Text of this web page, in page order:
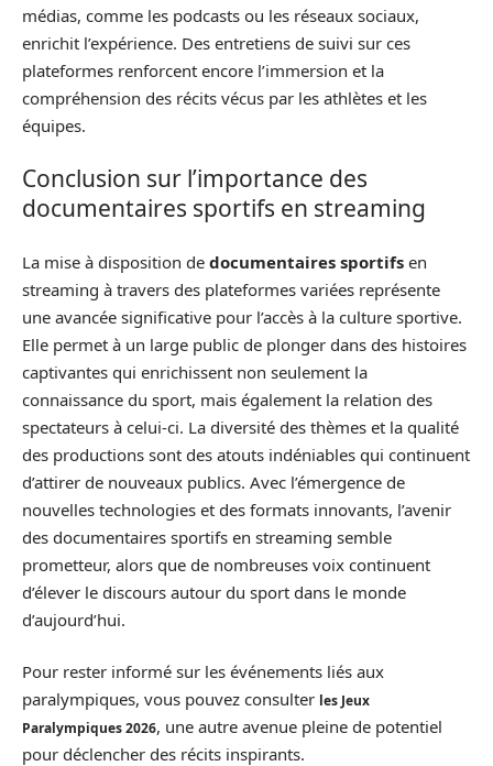
médias, comme les podcasts ou les réseaux sociaux,
enrichit l’expérience. Des entretiens de suivi sur ces
plateformes renforcent encore l’immersion et la
compréhension des récits vécus par les athlètes et les
équipes.
Conclusion sur l’importance des
documentaires sportifs en streaming
La mise à disposition de documentaires sportifs en
streaming à travers des plateformes variées représente
une avancée significative pour l’accès à la culture sportive.
Elle permet à un large public de plonger dans des histoires
captivantes qui enrichissent non seulement la
connaissance du sport, mais également la relation des
spectateurs à celui-ci. La diversité des thèmes et la qualité
des productions sont des atouts indéniables qui continuent
d’attirer de nouveaux publics. Avec l’émergence de
nouvelles technologies et des formats innovants, l’avenir
des documentaires sportifs en streaming semble
prometteur, alors que de nombreuses voix continuent
d’élever le discours autour du sport dans le monde
d’aujourd’hui.
Pour rester informé sur les événements liés aux
paralympiques, vous pouvez consulter les Jeux
Paralympiques 2026, une autre avenue pleine de potentiel
pour déclencher des récits inspirants.